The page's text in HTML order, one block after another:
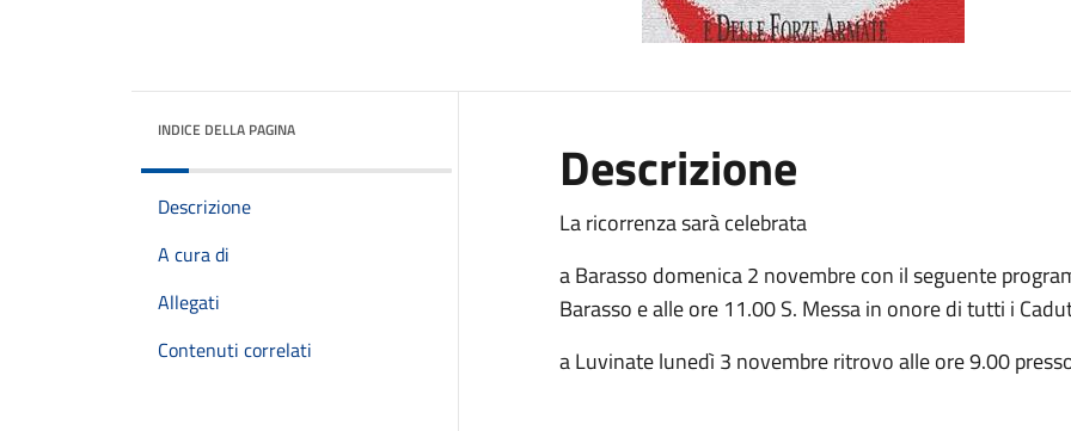
INDICE DELLA PAGINA
Descrizione
A cura di
Allegati
Contenuti correlati
Descrizione
La ricorrenza sarà celebrata
a Barasso domenica 2 novembre con il seguente
Barasso e alle ore 11.00 S. Messa in onore di tutti i
a Luvinate lunedì 3 novembre ritrovo alle ore 9.00